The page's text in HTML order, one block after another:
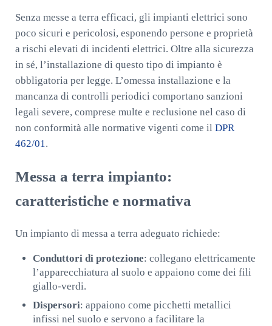
Senza messe a terra efficaci, gli impianti elettrici sono
poco sicuri e pericolosi, esponendo persone e proprietà
a rischi elevati di incidenti elettrici. Oltre alla sicurezza
in sé, l’installazione di questo tipo di impianto è
obbligatoria per legge. L’omessa installazione e la
mancanza di controlli periodici comportano sanzioni
legali severe, comprese multe e reclusione nel caso di
non conformità alle normative vigenti come il DPR
462/01.
Messa a terra impianto:
caratteristiche e normativa
Un impianto di messa a terra adeguato richiede:
Conduttori di protezione: collegano elettricamente
l’apparecchiatura al suolo e appaiono come dei fili
giallo-verdi.
Dispersori: appaiono come picchetti metallici
infissi nel suolo e servono a facilitare la